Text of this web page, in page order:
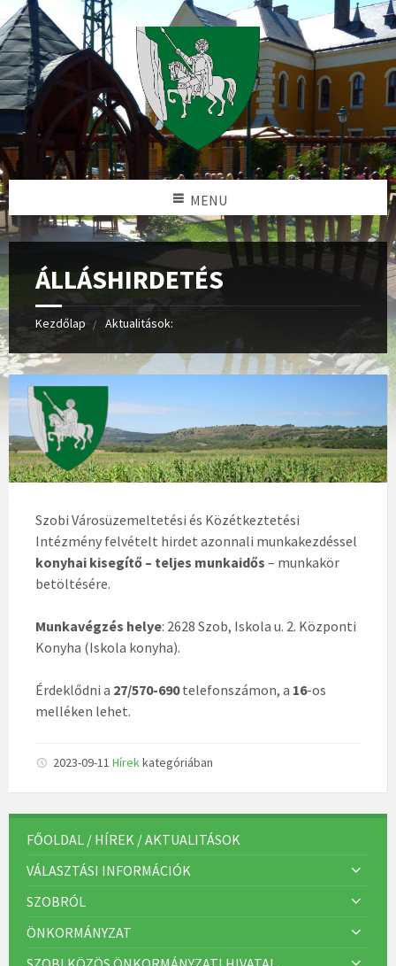
MENU
ÁLLÁSHIRDETÉS
Kezdőlap Aktualitások:
Szobi Városüzemeltetési és Közétkeztetési
Intézmény felvételt hirdet azonnali munkakezdéssel
konyhai kisegítő – teljes munkaidős – munkakör
betöltésére.
Munkavégzés helye: 2628 Szob, Iskola u. 2. Központi
Konyha (Iskola konyha).
Érdeklődni a 27/570-690telefonszámon, a 16-os
melléken lehet.
2023-09-11 Hírekkategóriában
FŐOLDAL / HÍREK / AKTUALITÁSOK
VÁLASZTÁSI INFORMÁCIÓK
SZOBRÓL
ÖNKORMÁNYZAT